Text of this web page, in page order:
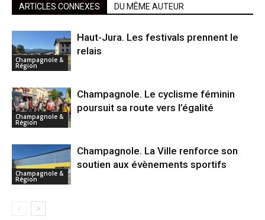
ARTICLES CONNEXES DU MÊME AUTEUR
Champagnole &
Région
Haut-Jura. Les festivals prennent le
relais
Champagnole &
Région
Champagnole. Le cyclisme féminin
poursuit sa route vers l’égalité
Champagnole &
Région
Champagnole. La Ville renforce son
soutien aux évènements sportifs